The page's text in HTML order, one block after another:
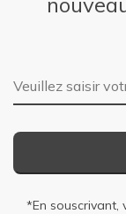
Adresse e-mail
*En souscrivant,